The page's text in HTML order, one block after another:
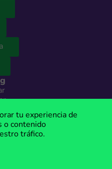
y
tu experiencia de
o contenido
tráfico.